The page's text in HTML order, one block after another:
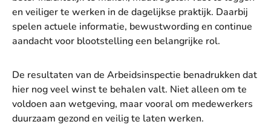
en veiliger te werken in de dagelijkse praktijk. Daarbij
spelen actuele informatie, bewustwording en continue
aandacht voor blootstelling een belangrijke rol.
De resultaten van de Arbeidsinspectie benadrukken dat
hier nog veel winst te behalen valt. Niet alleen om te
voldoen aan wetgeving, maar vooral om medewerkers
duurzaam gezond en veilig te laten werken.